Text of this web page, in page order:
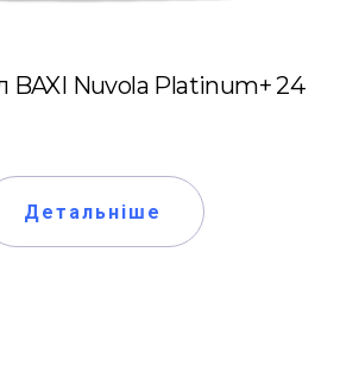
BAXI Nuvola Platinum+ 24
Детальніше